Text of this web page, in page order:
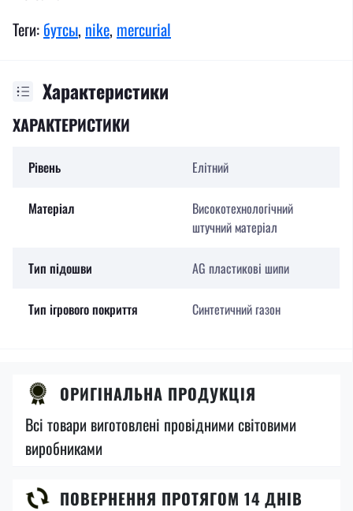
Теги: бутсы, nike, mercurial
Характеристики
ХАРАКТЕРИСТИКИ
Рівень Елітний
Матеріал
Високотехнологічний
штучний матеріал
Тип підошви AG пластикові шипи
Тип ігрового покриття Синтетичний газон
ОРИГІНАЛЬНА ПРОДУКЦІЯ
Всі товари виготовлені провідними світовими
виробниками
ПОВЕРНЕННЯ ПРОТЯГОМ 14 ДНІВ